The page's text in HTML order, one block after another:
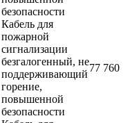
безопасности
Кабель для
пожарной
сигнализации
безгалогенный, не
поддерживающий
горение,
повышенной
безопасности
77 760